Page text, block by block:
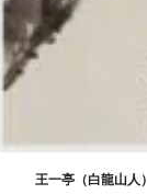
王一亭（白龍山人）